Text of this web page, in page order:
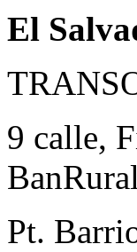
El
9 calle,
Pt.